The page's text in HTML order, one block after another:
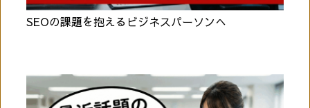
SEOの課題を抱えるビジネスパーソンへ